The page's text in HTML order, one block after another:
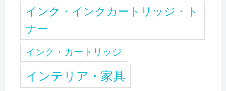
インク・インクカートリッジ・ト
ナー
インク・カートリッジ
インテリア・家具